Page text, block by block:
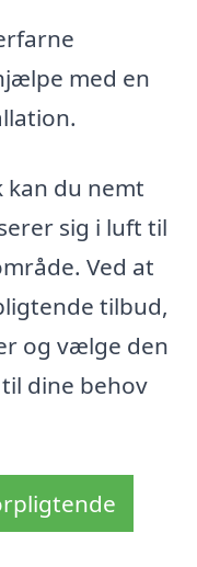
med en
kan du nemt
sig i luft til
Ved at
tilbud,
og vælge den
dine behov